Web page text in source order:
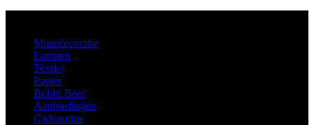
Muurdecoratie
Lampen
Textiel
Papier
Bobbi Beer
Aanbiedingen
Cadeautips